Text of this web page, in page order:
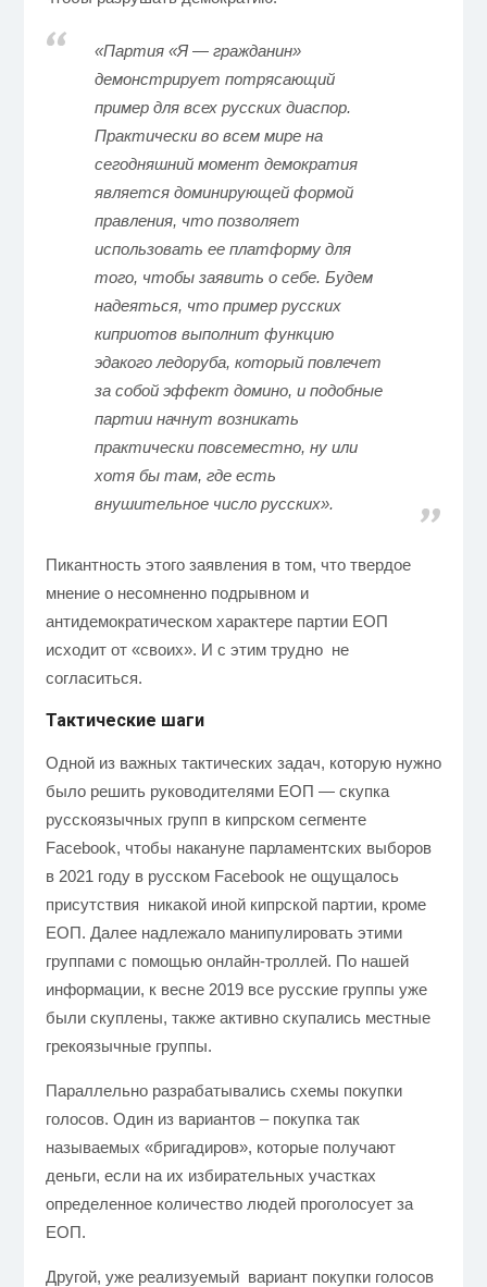
«Партия «Я — гражданин»
демонстрирует потрясающий
пример для всех русских диаспор.
Практически во всем мире на
сегодняшний момент демократия
является доминирующей формой
правления, что позволяет
использовать ее платформу для
того, чтобы заявить о себе. Будем
надеяться, что пример русских
киприотов выполнит функцию
эдакого ледоруба, который повлечет
за собой эффект домино, и подобные
партии начнут возникать
практически повсеместно, ну или
хотя бы там, где есть
внушительное число русских».
Пикантность этого заявления в том, что твердое
мнение о несомненно подрывном и
антидемократическом характере партии ЕОП
исходит от «своих». И с этим трудно не
согласиться.
Тактические шаги
Одной из важных тактических задач, которую нужно
было решить руководителями ЕОП — скупка
русскоязычных групп в кипрском сегменте
Facebook, чтобы накануне парламентских выборов
в 2021 году в русском Facebook не ощущалось
присутствия никакой иной кипрской партии, кроме
ЕОП. Далее надлежало манипулировать этими
группами с помощью онлайн-троллей. По нашей
информации, к весне 2019 все русские группы уже
были скуплены, также активно скупались местные
грекоязычные группы.
Параллельно разрабатывались схемы покупки
голосов. Один из вариантов – покупка так
называемых «бригадиров», которые получают
деньги, если на их избирательных участках
определенное количество людей проголосует за
ЕОП.
Другой, уже реализуемый вариант покупки голосов